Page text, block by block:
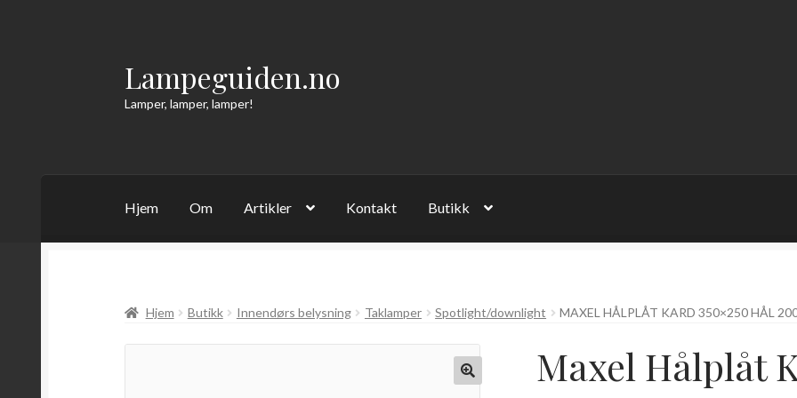
Hopp
til
navigasjon
Hopp
til
innhold
Lampeguiden.no
Lamper, lamper, lamper!
Hjem Om Artikler Kontakt Butikk
Hjem Butikk Innendørs belysning Taklamper Spotlight/downlight MAXEL HÅLPLÅT KARD 350×250 HÅL
Maxel Hålplåt